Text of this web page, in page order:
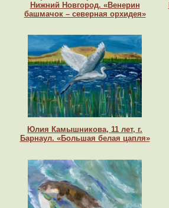
Нижний Новгород. «Венерин
башмачок – северная орхидея»
Юлия Камышникова, 11 лет, г.
Барнаул. «Большая белая цапля»